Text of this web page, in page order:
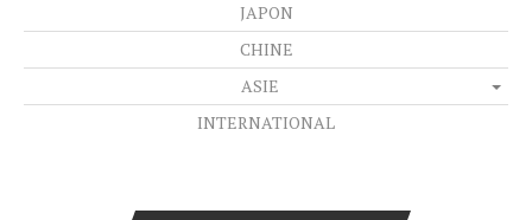
JAPON
CHINE
ASIE
INTERNATIONAL